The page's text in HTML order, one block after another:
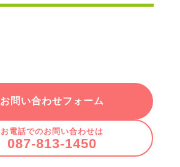
お問い合わせフォーム
お電話でのお問い合わせは
087-813-1450